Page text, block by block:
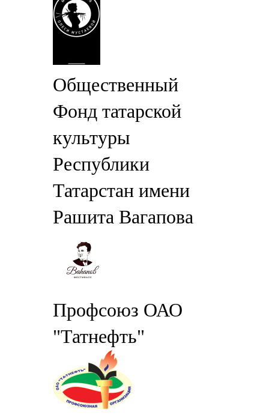
Общественный
Фонд татарской
культуры
Республики
Татарстан имени
Рашита Вагапова
Профсоюз ОАО
"Татнефть"